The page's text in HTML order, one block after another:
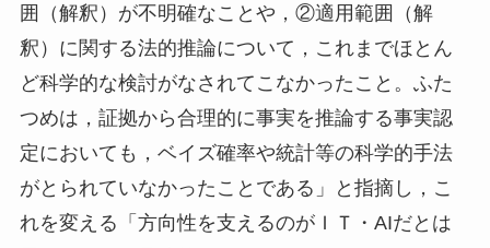
囲（解釈）が不明確なことや，②適用範囲（解
釈）に関する法的推論について，これまでほとん
ど科学的な検討がなされてこなかったこと。ふた
つめは，証拠から合理的に事実を推論する事実認
定においても，ベイズ確率や統計等の科学的手法
がとられていなかったことである」と指摘し，こ
れを変える「方向性を支えるのがＩＴ・AIだとは